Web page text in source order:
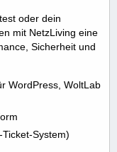
oder dein
mit NetzLiving eine
Sicherheit und
WordPress, WoltLab
System)